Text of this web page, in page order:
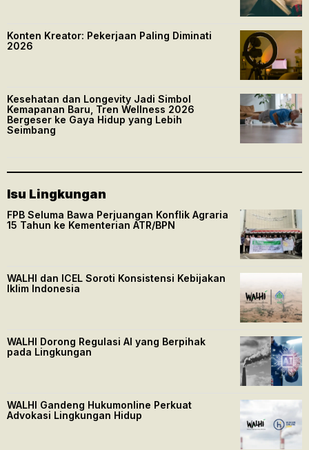
Konten Kreator: Pekerjaan Paling Diminati
2026
Kesehatan dan Longevity Jadi Simbol
Kemapanan Baru, Tren Wellness 2026
Bergeser ke Gaya Hidup yang Lebih
Seimbang
Isu Lingkungan
FPB Seluma Bawa Perjuangan Konflik Agraria
15 Tahun ke Kementerian ATR/BPN
WALHI dan ICEL Soroti Konsistensi Kebijakan
Iklim Indonesia
WALHI Dorong Regulasi AI yang Berpihak
pada Lingkungan
WALHI Gandeng Hukumonline Perkuat
Advokasi Lingkungan Hidup